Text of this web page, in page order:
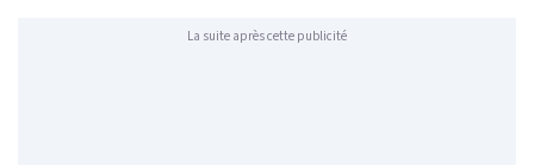
La suite après cette publicité